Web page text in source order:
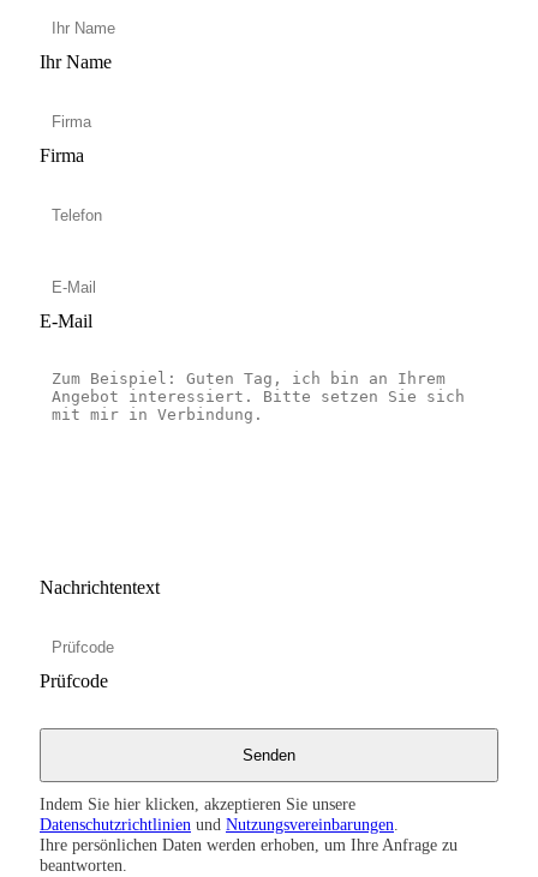
Ihr Name
Firma
E-Mail
Nachrichtentext
Prüfcode
Indem Sie hier klicken, akzeptieren Sie unsere
Datenschutzrichtlinien und Nutzungsvereinbarungen
Ihre persönlichen Daten werden erhoben, um Ihre Anfrage zu
beantworten.